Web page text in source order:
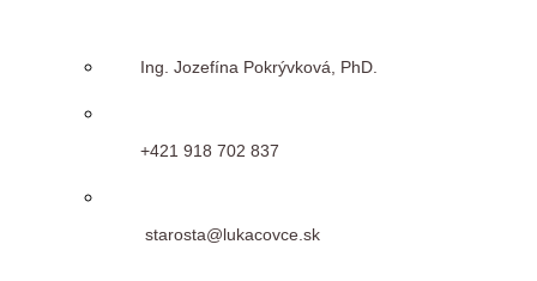
Ing. Jozefína Pokrývková, PhD.
+421 918 702 837
starosta@lukacovce.sk